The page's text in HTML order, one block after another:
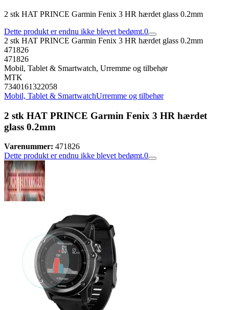
2 stk HAT PRINCE Garmin Fenix 3 HR hærdet glass 0.2mm
Dette produkt er endnu ikke blevet bedømt.0
2 stk HAT PRINCE Garmin Fenix 3 HR hærdet glass 0.2mm
471826
471826
Mobil, Tablet & Smartwatch, Urremme og tilbehør
MTK
7340161322058
Mobil, Tablet & SmartwatchUrremme og tilbehør
2 stk HAT PRINCE Garmin Fenix 3 HR hærdet
glass 0.2mm
Varenummer: 471826
Dette produkt er endnu ikke blevet bedømt.0